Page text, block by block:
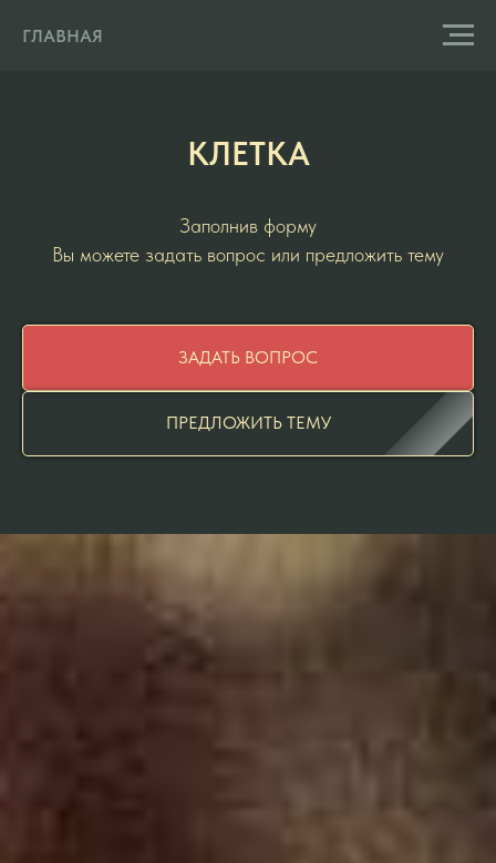
ГЛАВНАЯ
КЛЕТКА
Заполнив форму
Вы можете задать вопрос или предложить тему
ЗАДАТЬ ВОПРОС
ПРЕДЛОЖИТЬ ТЕМУ